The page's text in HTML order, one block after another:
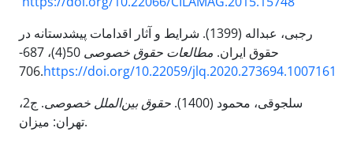
رجبی، عبداله (1399). شرایط و آثار اقدامات پیشدستانه در
حقوق ایران. مطالعات حقوق خصوصی
50(4)، 687-
706.https://doi.org/10.22059/jlq.2020.273694.1007161
سلجوقی، محمود (1400).
حقوق بین‌الملل خصوصی
. ج2،
تهران: میزان.